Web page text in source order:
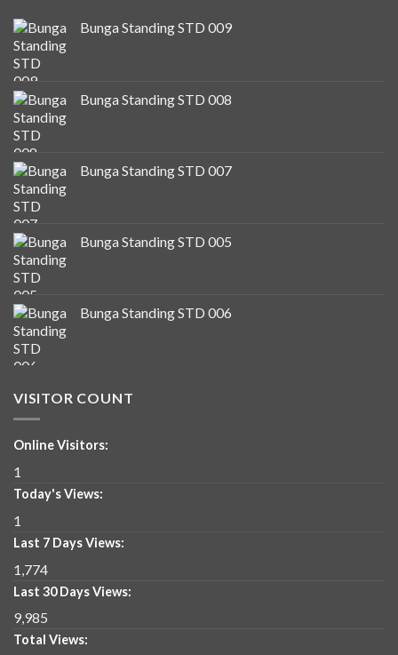
Bunga Standing STD 009
Bunga Standing STD 008
Bunga Standing STD 007
Bunga Standing STD 005
Bunga Standing STD 006
VISITOR COUNT
Online Visitors:
1
Today's Views:
1
Last 7 Days Views:
1,774
Last 30 Days Views:
9,985
Total Views: